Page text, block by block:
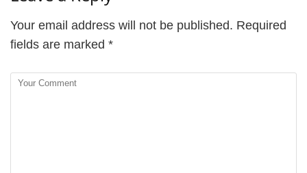
Your email address will not be published. Required
fields are marked *